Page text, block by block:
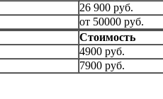
26 900 руб.
от 50000 руб.
Стоимость
4900 руб.
7900 руб.